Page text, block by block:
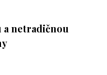
a netradičnou